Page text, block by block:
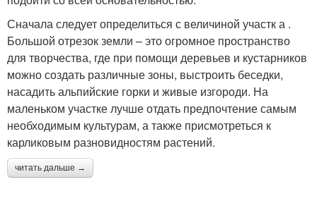
Сначала следует определиться с величиной участк а .
Большой отрезок земли – это огромное пространство
для творчества, где при помощи деревьев и кустарников
можно создать различные зоны, выстроить беседки,
насадить альпийские горки и живые изгороди. На
маленьком участке лучше отдать предпочтение самым
необходимым культурам, а также присмотреться к
карликовым разновидностям растений.
читать дальше →